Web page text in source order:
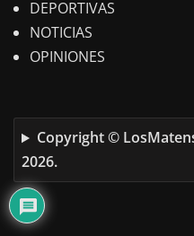
DEPORTIVAS
NOTICIAS
OPINIONES
Copyright ©
2026.